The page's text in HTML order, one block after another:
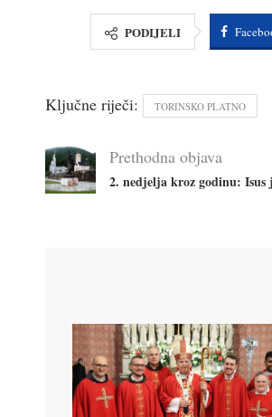
PODIJELI
Ključne riječi: TORINSKO PLATNO
Prethodna objava
2. nedjelja kroz godinu: Isus